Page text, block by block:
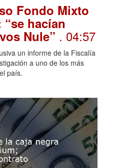
Fondo Mixto
“se hacían
Nule” . 04:57
un informe de la Fiscalía
a uno de los más
país.